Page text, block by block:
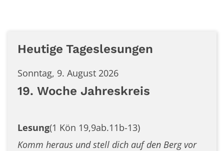
Heutige Tageslesungen
Sonntag, 9. August 2026
19. Woche Jahreskreis
Lesung(1 Kön 19,9ab.11b-13)
Komm heraus und stell dich auf den Berg vor